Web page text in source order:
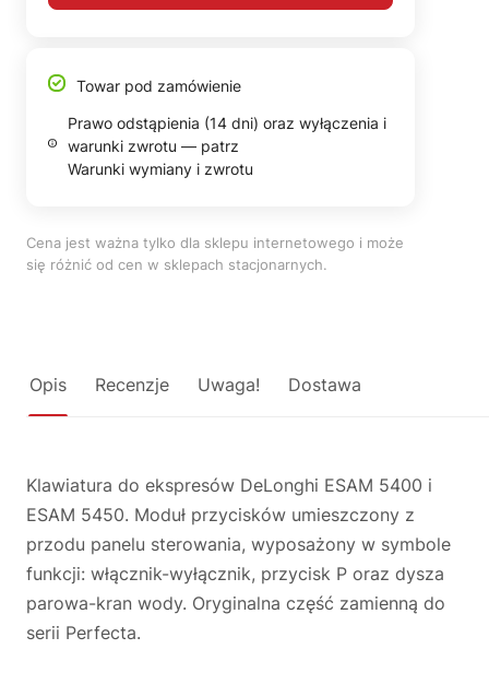
Towar pod zamówienie
Prawo odstąpienia (14 dni) oraz wyłączenia i
warunki zwrotu — patrz
Warunki wymiany i zwrotu
Cena jest ważna tylko dla sklepu internetowego i może
się różnić od cen w sklepach stacjonarnych.
Opis Recenzje Uwaga! Dostawa
Klawiatura do ekspresów DeLonghi ESAM 5400 i
ESAM 5450. Moduł przycisków umieszczony z
przodu panelu sterowania, wyposażony w symbole
funkcji: włącznik-wyłącznik, przycisk P oraz dysza
parowa-kran wody. Oryginalna część zamienną do
serii Perfecta.